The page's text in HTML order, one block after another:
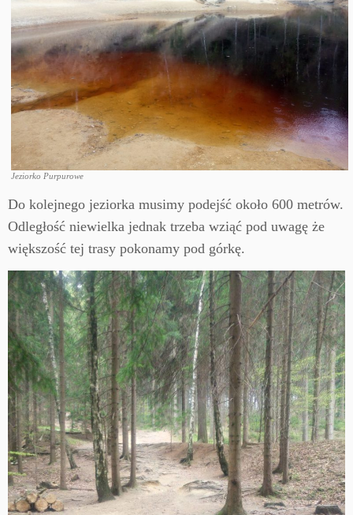
Jeziorko Purpurowe
Do kolejnego jeziorka musimy podejść około 600 metrów.
Odległość niewielka jednak trzeba wziąć pod uwagę że
większość tej trasy pokonamy pod górkę.